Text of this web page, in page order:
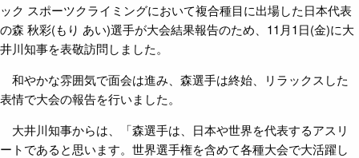
ック スポーツクライミングにおいて複合種目に出場した日本代表
の森 秋彩(もり あい)選手が大会結果報告のため、 11 月1日(金)に大
井川知事を表敬訪問しました。
和やかな雰囲気で面会は進み、森選手は終始、リラックスした
表情で大会の報告を行いました。
大井川知事からは、「森選手は、日本や世界を代表するアスリ
ートであると思います。世界選手権を含めて各種大会で大活躍し